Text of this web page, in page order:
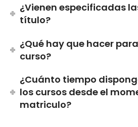
¿Vienen especificadas
título?
¿Qué hay que hacer
curso?
¿Cuánto tiempo
los cursos desde el
matriculo?